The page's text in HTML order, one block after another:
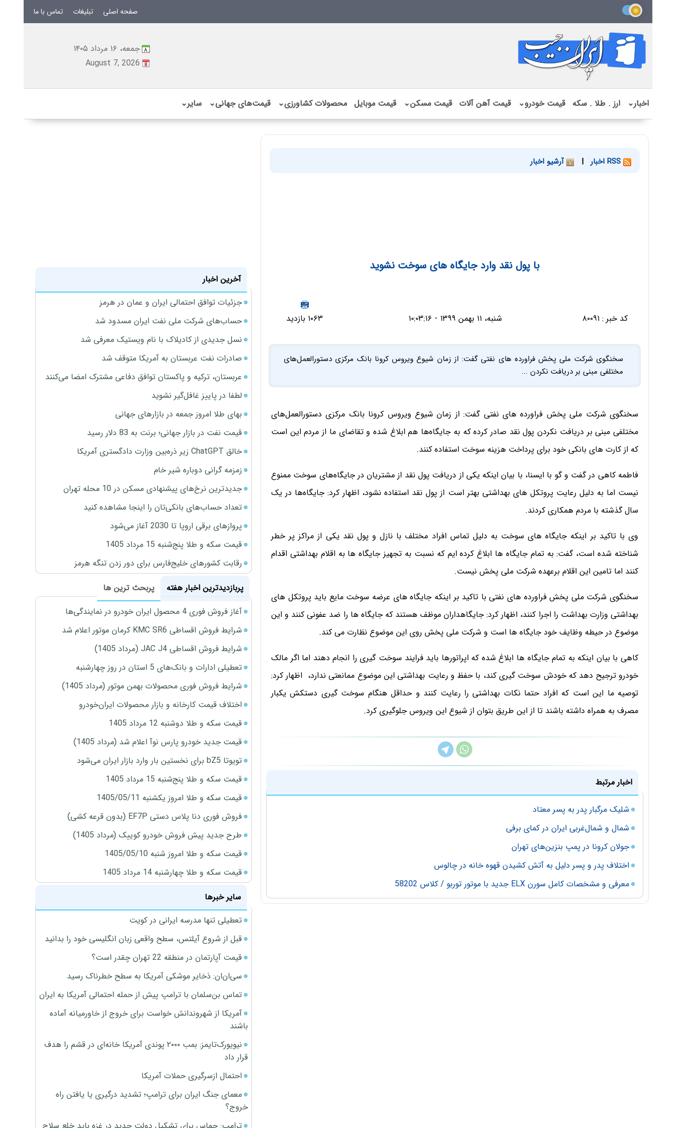
صفحه اصلی تبلیغات تماس با ما
جمعه، ۱۶ مرداد ۱۴۰۵
August 7, 2026
اخبار⌄ ارز . طلا . سکه قیمت خودرو⌄ قیمت آهن آلات قیمت مسکن⌄ قیمت موبایل محصولات کشاورزی⌄ قیمت‌های جهانی⌄ سایر⌄
| آرشیو اخبار
با پول نقد وارد جایگاه های سوخت نشوید
کد خبر : ۸۰۰۹۱ شنبه، ۱۱ بهمن ۱۳۹۹ - ۱۰:۰۳:۱۶ ۱۰۶۳ بازدید
سخنگوی شرکت ملی پخش فراورده های نفتی گفت: از زمان شیوع ویروس کرونا بانک مرکزی دستورالعمل‌های
مختلفی مبنی بر دریافت نکردن ...
سخنگوی شرکت ملی پخش فراورده های نفتی گفت: از زمان شیوع ویروس کرونا بانک مرکزی دستورالعمل‌های
مختلفی مبنی بر دریافت نکردن پول نقد صادر کرده که به جایگاه‌ها هم ابلاغ شده و تقاضای ما از مردم این است
که از کارت های بانکی خود برای پرداخت هزینه سوخت استفاده کنند.
فاطمه کاهی در گفت و گو با ایسنا، با بیان اینکه یکی از دریافت پول نقد از مشتریان در جایگاه‌های سوخت ممنوع
نیست اما به دلیل رعایت پروتکل های بهداشتی بهتر است از پول نقد استفاده نشود، اظهار کرد: جایگاه‌ها در یک
سال گذشته با مردم همکاری کردند.
وی با تاکید بر اینکه جایگاه های سوخت به دلیل تماس افراد مختلف با نازل و پول نقد یکی از مراکز پر خطر
شناخته شده است، گفت: به تمام جایگاه ها ابلاغ کرده ایم که نسبت به تجهیز جایگاه ها به اقلام بهداشتی اقدام
کنند اما تامین این اقلام برعهده شرکت ملی پخش نیست.
سخنگوی شرکت ملی پخش فراورده های نفتی با تاکید بر اینکه جایگاه های عرضه سوخت مایع باید پروتکل های
بهداشتی وزارت بهداشت را اجرا کنند، اظهار کرد: جایگاهداران موظف هستند که جایگاه ها را ضد عفونی کنند و این
موضوع در حیطه وظایف خود جایگاه ها است و شرکت ملی پخش روی این موضوع نظارت می کند.
کاهی با بیان اینکه به تمام جایگاه ها ابلاغ شده که اپراتورها باید فرایند سوخت گیری را انجام دهند اما اگر مالک
خودرو ترجیح دهد که خودش سوخت گیری کند، با حفظ و رعایت بهداشتی این موضوع ممانعتی ندارد، اظهار کرد:
توصیه ما این است که افراد حتما نکات بهداشتی را رعایت کنند و حداقل هنگام سوخت گیری دستکش یکبار
مصرف به همراه داشته باشند تا از این طریق بتوان از شیوع این ویروس جلوگیری کرد.
اخبار مرتبط
شلیک مرگبار پدر به پسر معتاد
شمال و شمال‌غربی ایران در کمای برفی
جولان کرونا در پمپ بنزین‌های تهران
اختلاف پدر و پسر دلیل به آتش کشیدن قهوه خانه در چالوس
معرفی و مشخصات کامل سورن ELX جدید با موتور توربو / کلاس 58202
آخرین اخبار
جزئیات توافق احتمالی ایران و عمان در هرمز
حساب‌های شرکت ملی نفت ایران مسدود شد
نسل جدیدی از کادیلاک با نام ویستیک معرفی شد
صادرات نفت عربستان به آمریکا متوقف شد
عربستان، ترکیه و پاکستان توافق دفاعی مشترک امضا می‌کنند
لطفا در پاییز غافل‌گیر نشوید
بهای طلا امروز جمعه در بازارهای جهانی
قیمت نفت در بازار جهانی؛ برنت به 83 دلار رسید
خالق ChatGPT زیر ذره‌بین وزارت دادگستری آمریکا
زمزمه گرانی دوباره شیر خام
جدیدترین نرخ‌های پیشنهادی مسکن در 10 محله تهران
تعداد حساب‌های بانکی‌تان را اینجا مشاهده کنید
پروازهای برقی اروپا تا 2030 آغاز می‌شود
قیمت سکه و طلا پنج‌شنبه 15 مرداد 1405
رقابت کشورهای خلیج‌فارس برای دور زدن تنگه هرمز
پربازدیدترین اخبار هفته
پربحث ترین ها
آغاز فروش فوری 4 محصول ایران خودرو در نمایندگی‌ها
شرایط فروش اقساطی KMC SR6 کرمان موتور اعلام شد
شرایط فروش اقساطی JAC J4 (مرداد 1405)
تعطیلی ادارات و بانک‌های 5 استان در روز چهارشنبه
شرایط فروش فوری محصولات بهمن موتور (مرداد 1405)
اختلاف قیمت کارخانه و بازار محصولات ایران‌خودرو
قیمت سکه و طلا دوشنبه 12 مرداد 1405
قیمت جدید خودرو پارس نوآ اعلام شد (مرداد 1405)
تویوتا bZ5 برای نخستین بار وارد بازار ایران می‌شود
قیمت سکه و طلا پنج‌شنبه 15 مرداد 1405
قیمت سکه و طلا امروز یکشنبه 1405/05/11
فروش فوری دنا پلاس دستی EF7P (بدون قرعه کشی)
طرح جدید پیش فروش خودرو کوییک (مرداد 1405)
قیمت سکه و طلا امروز شنبه 1405/05/10
قیمت سکه و طلا چهارشنبه 14 مرداد 1405
سایر خبرها
تعطیلی تنها مدرسه ایرانی در کویت
قبل از شروع آیلتس، سطح واقعی زبان انگلیسی خود را بدانید
قیمت آپارتمان در منطقه 22 تهران چقدر است؟
سی‌ان‌ان: ذخایر موشکی آمریکا به سطح خطرناک رسید
تماس بن‌سلمان با ترامپ پیش از حمله احتمالی آمریکا به ایران
آمریکا از شهروندانش خواست برای خروج از خاورمیانه آماده
باشند
نیویورک‌تایمز: بمب ۲۰۰۰ پوندی آمریکا خانه‌ای در قشم را هدف
قرار داد
احتمال ازسرگیری حملات آمریکا
معمای جنگ ایران برای ترامپ؛ تشدید درگیری یا یافتن راه
خروج؟